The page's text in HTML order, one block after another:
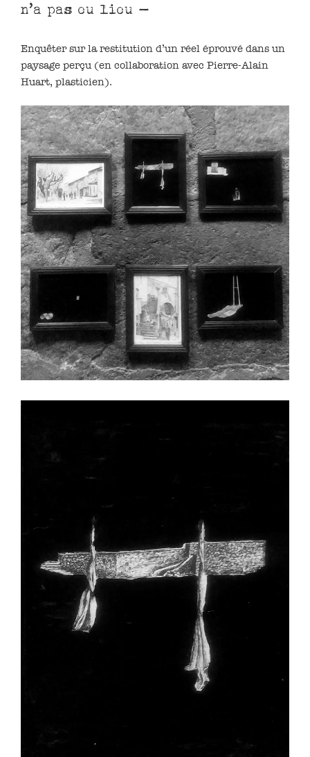
n’a pas eu lieu –
Enquêter sur la restitution d’un réel éprouvé dans un
paysage perçu (en collaboration avec Pierre-Alain
Huart, plasticien).